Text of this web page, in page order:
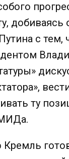
добиваясь
с тем,
ту